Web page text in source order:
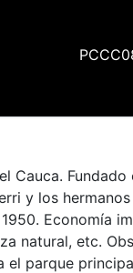
Cauca.
y los
Economía
natural, etc.
el parque